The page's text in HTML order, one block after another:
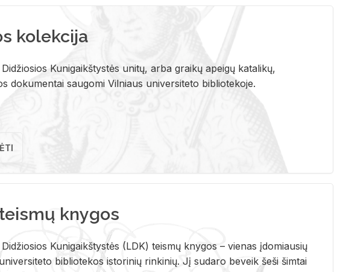
kolekcija
Kunigaikštystės unitų, arba graikų apeigų katalikų,
dokumentai saugomi Vilniaus universiteto bibliotekoje.
knygos
Ku­ni­gaikš­tys­tės (LDK) teis­mų kny­gos – vie­nas įdo­miau­sių
bi­b­lio­te­kos is­to­ri­nių rin­ki­nių. Jį su­da­ro be­veik šeši šim­tai